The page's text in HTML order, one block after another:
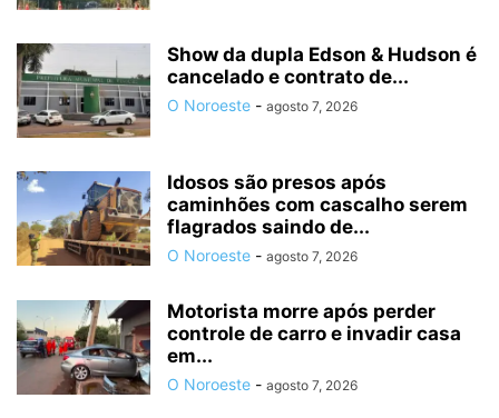
Show da dupla Edson & Hudson é
cancelado e contrato de...
O Noroeste - agosto 7, 2026
Idosos são presos após
caminhões com cascalho serem
flagrados saindo de...
O Noroeste - agosto 7, 2026
Motorista morre após perder
controle de carro e invadir casa
em...
O Noroeste - agosto 7, 2026